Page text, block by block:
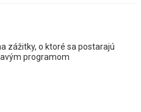
zážitky, o ktoré sa postarajú
programom